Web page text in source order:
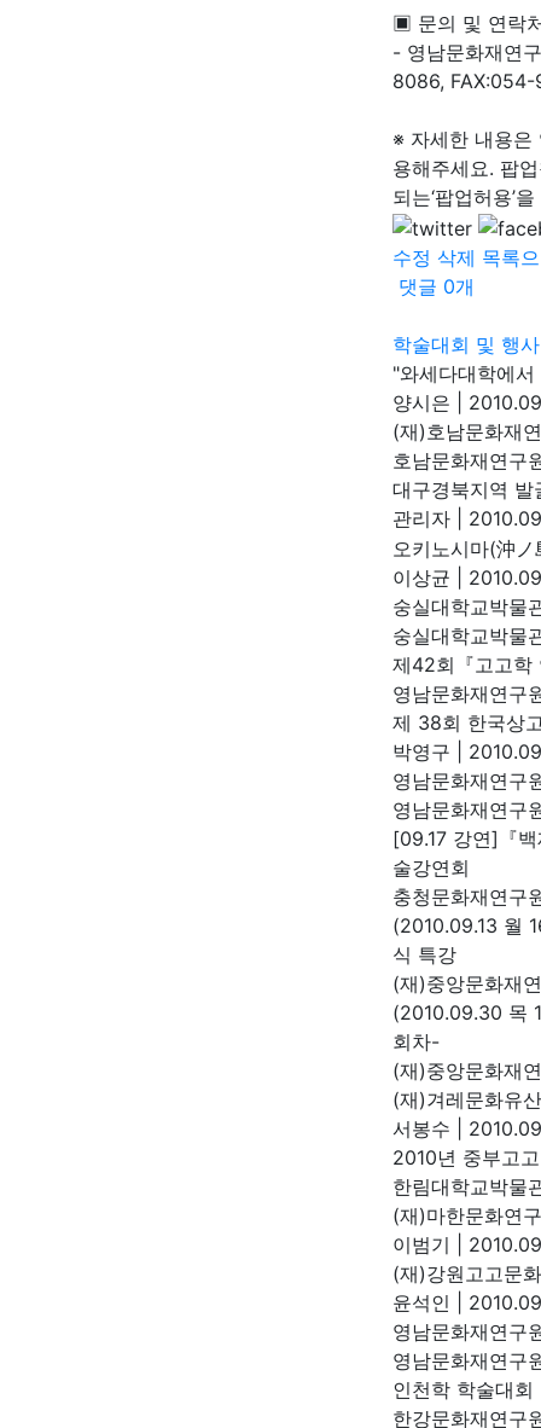
▣ 문의 및 연락
- 영남문화재연
8086,
※ 자세한 내용은
용해주세요. 팝
되는‘팝업허용’
수정 삭제 목록
댓글 0개
학술대회 및 행사
"와세다대학에
양시은
(재)호남문화재
호남문화재연구
대구경북지역
관리자
오키노시마(沖
이상균
숭실대학교박물
숭실대학교박물
제42회『고고학
영남문화재연구
제 38회 한국상
박영구
영남문화재연구
영남문화재연구
[09.17 강연]『
술강연회
충청문화재연구
(2010.09.13 월
식 특강
(재)중앙문화재
(2010.09.30 목
회차-
(재)중앙문화재
(재)겨레문화유
서봉수
2010년 중부고
한림대학교박물
(재)마한문화연
이범기
(재)강원고고문
윤석인
영남문화재연구
영남문화재연구
인천학 학술대
한강문화재연구